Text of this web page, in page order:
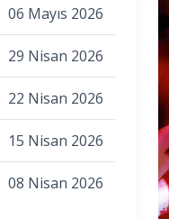
06 Mayıs 2026
29 Nisan 2026
22 Nisan 2026
15 Nisan 2026
08 Nisan 2026